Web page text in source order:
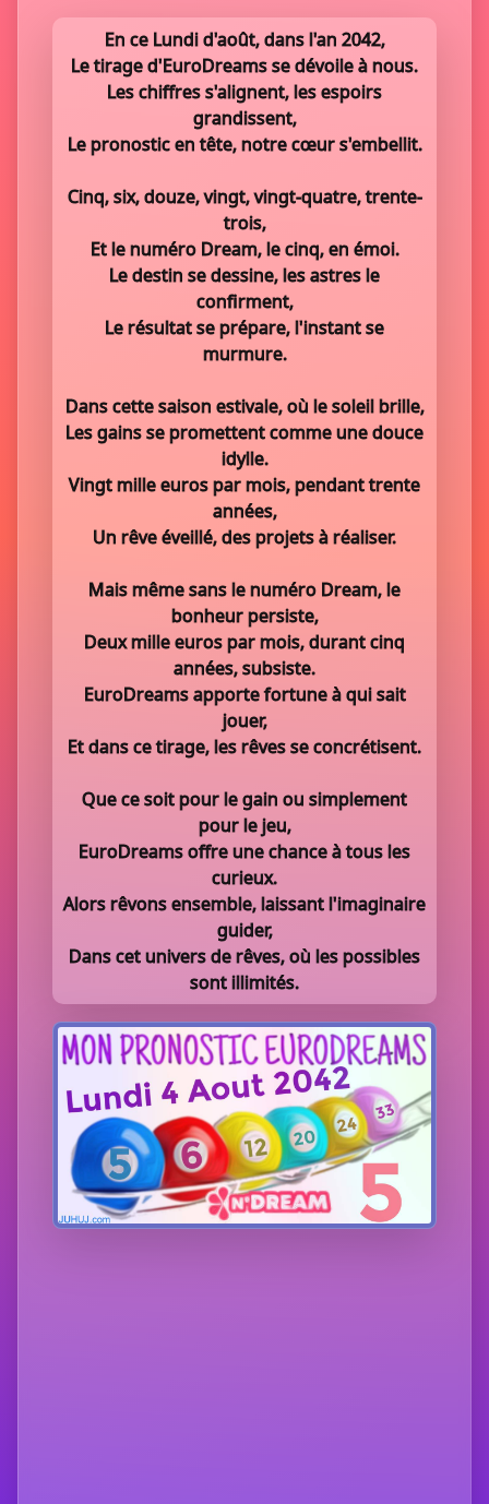
En ce Lundi d'août, dans l'an 2042,
Le tirage d'EuroDreams se dévoile à nous.
Les chiffres s'alignent, les espoirs
grandissent,
Le pronostic en tête, notre cœur s'embellit.
Cinq, six, douze, vingt, vingt-quatre, trente-
trois,
Et le numéro Dream, le cinq, en émoi.
Le destin se dessine, les astres le
confirment,
Le résultat se prépare, l'instant se
murmure.
Dans cette saison estivale, où le soleil brille,
Les gains se promettent comme une douce
idylle.
Vingt mille euros par mois, pendant trente
années,
Un rêve éveillé, des projets à réaliser.
Mais même sans le numéro Dream, le
bonheur persiste,
Deux mille euros par mois, durant cinq
années, subsiste.
EuroDreams apporte fortune à qui sait
jouer,
Et dans ce tirage, les rêves se concrétisent.
Que ce soit pour le gain ou simplement
pour le jeu,
EuroDreams offre une chance à tous les
curieux.
Alors rêvons ensemble, laissant l'imaginaire
guider,
Dans cet univers de rêves, où les possibles
sont illimités.